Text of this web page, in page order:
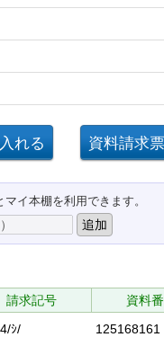
マイ本棚を利用できます。
請求記号 資料
ｼ/ 125168161